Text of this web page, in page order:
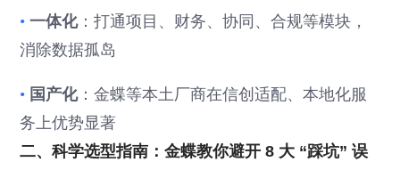
•一体化：打通项目、财务、协同、合规等模块，
消除数据孤岛
• 国产化：金蝶等本土厂商在信创适配、本地化服
务上优势显著
二、科学选型指南：金蝶教你避开 8 大 “踩坑” 误